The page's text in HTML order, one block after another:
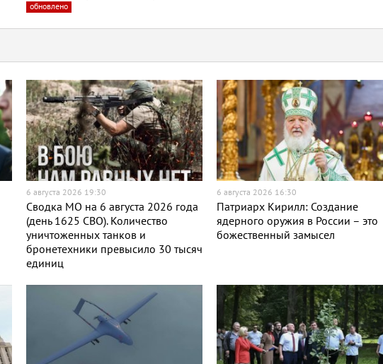
обновлено
6 августа 2026 19:30
Сводка МО на 6 августа 2026 года
(день 1625 СВО). Количество
уничтоженных танков и
бронетехники превысило 30 тысяч
единиц
6 августа 2026 16:30
Патриарх Кирилл: Создание
ядерного оружия в России – это
божественный замысел